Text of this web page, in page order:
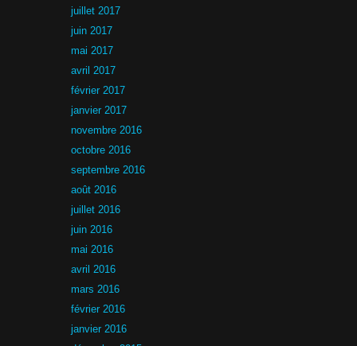
juillet 2017
juin 2017
mai 2017
avril 2017
février 2017
janvier 2017
novembre 2016
octobre 2016
septembre 2016
août 2016
juillet 2016
juin 2016
mai 2016
avril 2016
mars 2016
février 2016
janvier 2016